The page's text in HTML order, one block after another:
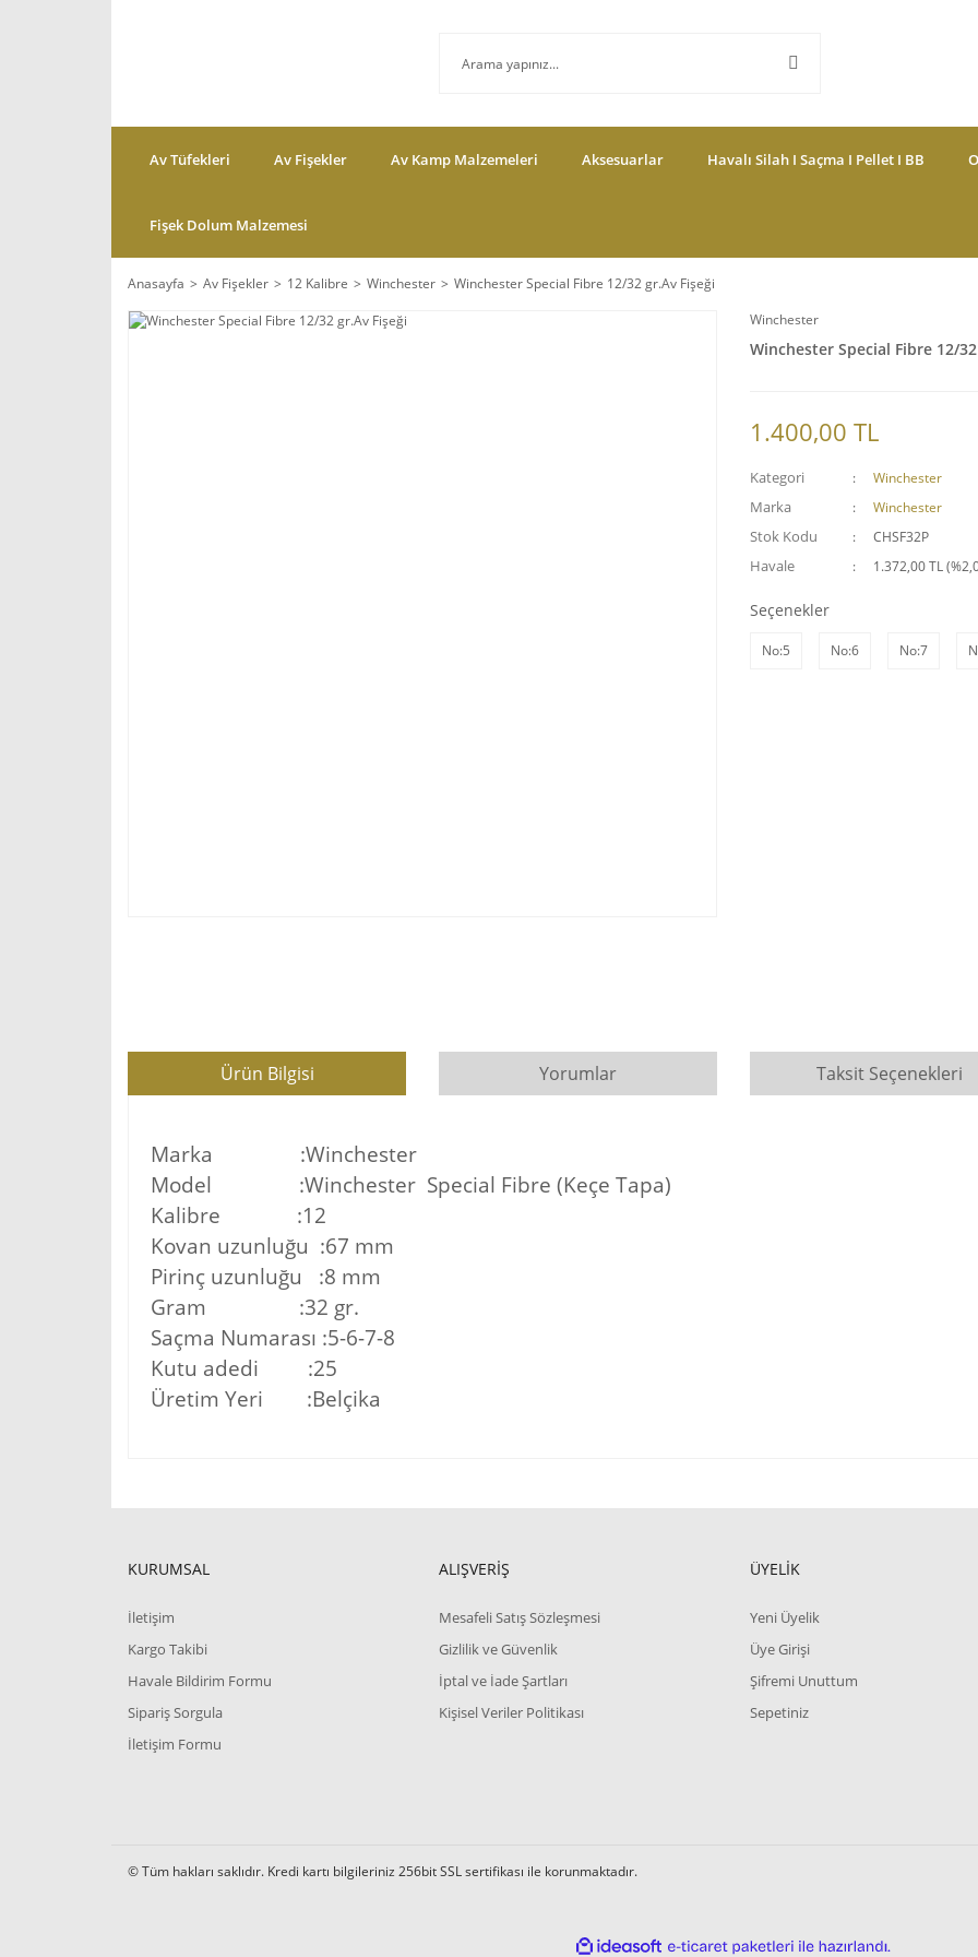
Av Tüfekleri Av Fişekler Av Kamp Malzemeleri Aksesuarlar Havalı Silah I Saçma I Pellet I BB
Fişek Dolum Malzemesi
Anasayfa Av Fişekler 12 Kalibre Winchester
Winchester Special Fibre 12/32 gr.Av Fişeği
Winchester
Winchester Special Fibre 12/
1.400,00 TL
Kategori Winchester
Marka Winchester
Stok Kodu CHSF32P
Havale 1.372,00 TL
Seçenekler
No:5 No:6 No:7
Ürün Bilgisi Yorumlar Taksit Seçenekleri
Marka :Winchester
Model :Winchester Special Fibre (Keçe Tapa)
Kalibre :12
Kovan uzunluğu :67 mm
Pirinç uzunluğu :8 mm
Gram :32 gr.
Saçma Numarası :5-6-7-8
Kutu adedi :25
Üretim Yeri :Belçika
Ürün resmi kalitesiz, bozuk veya görüntülenemiyor.
Ürün fiyatı diğer sitelerden daha pahalı.
Bu ürüne benzer farklı alternatifler olmalı.
KURUMSAL
İletişim
Kargo Takibi
Havale Bildirim Formu
Sipariş Sorgula
İletişim Formu
ALIŞVERİŞ
Mesafeli Satış Sözleşmesi
Gizlilik ve Güvenlik
İptal ve İade Şartları
Kişisel Veriler Politikası
ÜYELİK
Yeni Üyelik
Üye Girişi
Şifremi Unuttum
Sepetiniz
© Tüm hakları saklıdır. Kredi kartı bilgileriniz 256bit SSL sertifikası ile korunmaktadır.
ideasoft e-